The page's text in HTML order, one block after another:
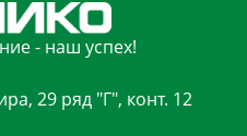
- наш успех!
29 ряд "Г", конт. 12